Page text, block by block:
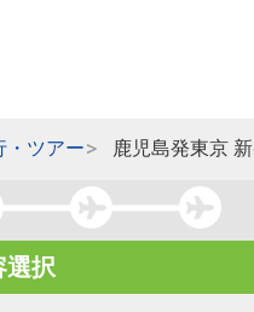
・ツアー 鹿児島発東京
選択